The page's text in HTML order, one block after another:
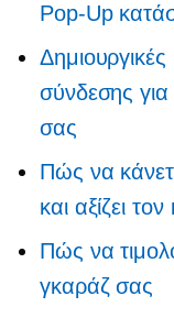
Pop-Up
Δημιουργικές
σύνδεσης για
σας
Πώς να
και αξίζει
Πώς να
γκαράζ σας